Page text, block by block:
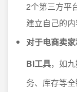
2个第三方平
建立自己的内
对于电商卖
BI工具，如
务、库存等